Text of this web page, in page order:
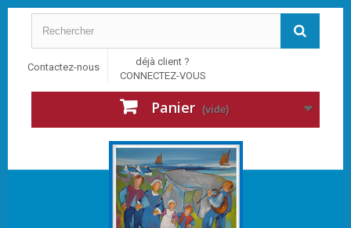
Contactez-nous
déjà client ?
CONNECTEZ-VOUS
Panier (vide)